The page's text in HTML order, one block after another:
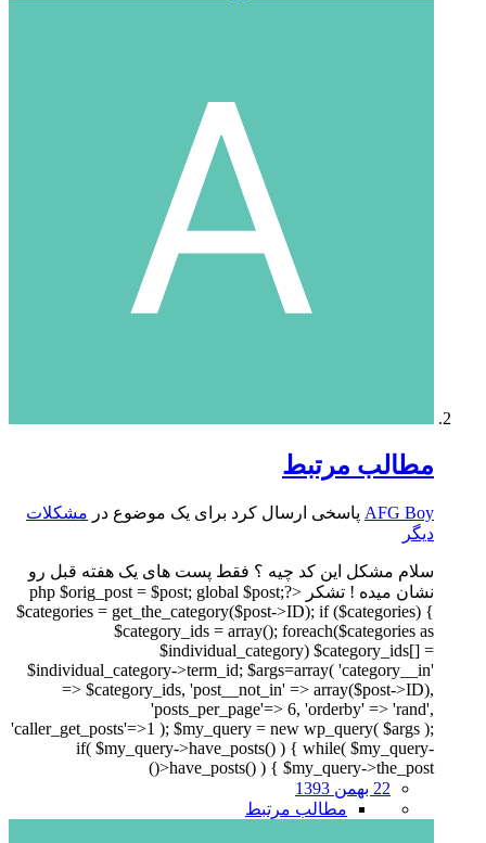
مطالب مرتبط
AFG Boy پاسخی ارسال کرد برای یک موضوع در مشکلات
دیگر
سلام مشکل این کد چیه ؟ فقط پست های یک هفته قبل رو
نشان میده ! تشکر <?php $orig_post = $post; global $post;
$categories = get_the_category($post->ID); if ($categories) {
$category_ids = array(); foreach($categories as
$individual_category) $category_ids[] =
$individual_category->term_id; $args=array( 'category__in'
=> $category_ids, 'post__not_in' => array($post->ID),
'posts_per_page'=> 6, 'orderby' => 'rand',
'caller_get_posts'=>1 ); $my_query = new wp_query( $args );
if( $my_query->have_posts() ) { while( $my_query-
>have_posts() ) { $my_query->the_post()
22 بهمن 1393
مطالب مرتبط